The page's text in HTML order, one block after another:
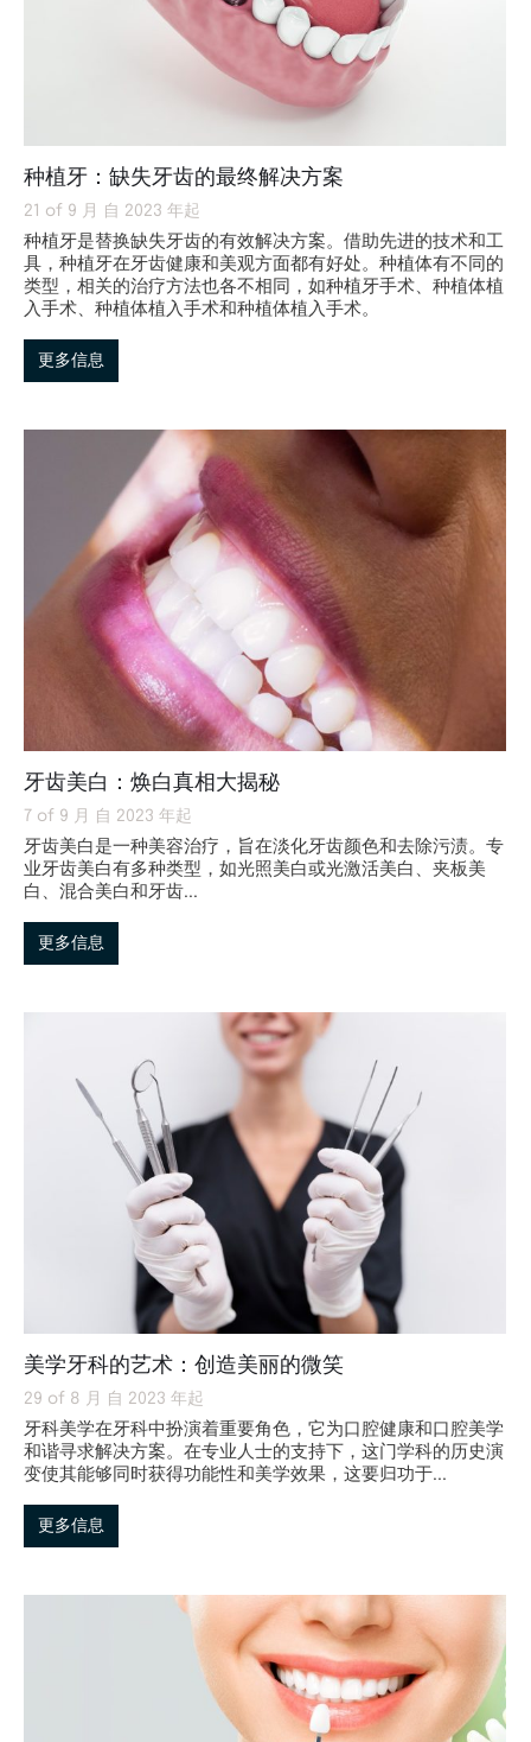
种植牙：缺失牙齿的最终解决方案
21 of 9 月 自 2023 年起
种植牙是替换缺失牙齿的有效解决方案。借助先进的技术和工
具，种植牙在牙齿健康和美观方面都有好处。种植体有不同的
类型，相关的治疗方法也各不相同，如种植牙手术、种植体植
入手术、种植体植入手术和种植体植入手术。
更多信息
牙齿美白：焕白真相大揭秘
7 of 9 月 自 2023 年起
牙齿美白是一种美容治疗，旨在淡化牙齿颜色和去除污渍。专
业牙齿美白有多种类型，如光照美白或光激活美白、夹板美
白、混合美白和牙齿...
更多信息
美学牙科的艺术：创造美丽的微笑
29 of 8 月 自 2023 年起
牙科美学在牙科中扮演着重要角色，它为口腔健康和口腔美学
和谐寻求解决方案。在专业人士的支持下，这门学科的历史演
变使其能够同时获得功能性和美学效果，这要归功于...
更多信息